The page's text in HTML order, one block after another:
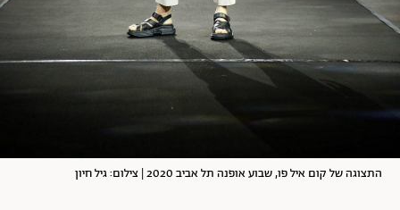
התצוגה של קום איל פו, שבוע אופנה תל אביב 2020 | צילום: גיל חיון